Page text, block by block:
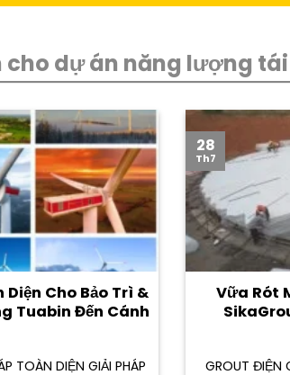
cho dự án năng lượng
Diện Cho Bảo Trì &
Tuabin Đến Cánh
TOÀN DIỆN GIẢI PHÁP
Vữa Rót
GROUT ĐIỆN
28
Th7